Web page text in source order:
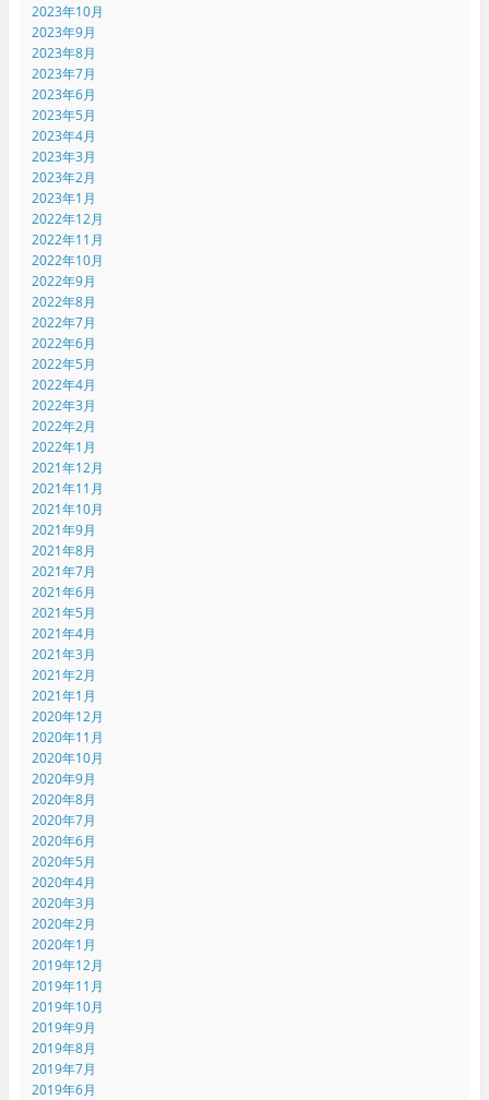
2023年10月
2023年9月
2023年8月
2023年7月
2023年6月
2023年5月
2023年4月
2023年3月
2023年2月
2023年1月
2022年12月
2022年11月
2022年10月
2022年9月
2022年8月
2022年7月
2022年6月
2022年5月
2022年4月
2022年3月
2022年2月
2022年1月
2021年12月
2021年11月
2021年10月
2021年9月
2021年8月
2021年7月
2021年6月
2021年5月
2021年4月
2021年3月
2021年2月
2021年1月
2020年12月
2020年11月
2020年10月
2020年9月
2020年8月
2020年7月
2020年6月
2020年5月
2020年4月
2020年3月
2020年2月
2020年1月
2019年12月
2019年11月
2019年10月
2019年9月
2019年8月
2019年7月
2019年6月